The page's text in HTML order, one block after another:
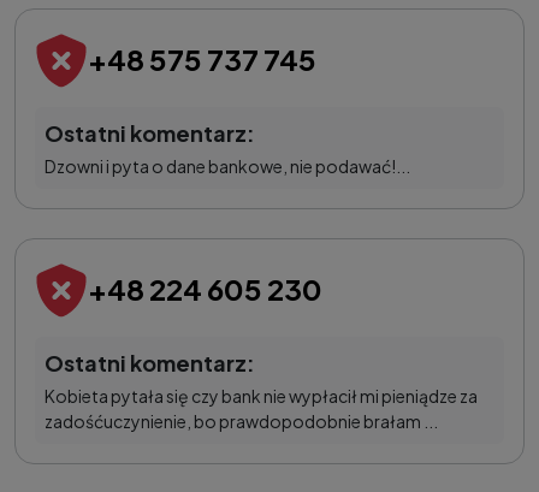
+48 575 737 745
Ostatni komentarz:
Dzowni i pyta o dane bankowe, nie podawać!...
+48 224 605 230
Ostatni komentarz:
Kobieta pytała się czy bank nie wypłacił mi pieniądze za
zadośćuczynienie, bo prawdopodobnie brałam ...